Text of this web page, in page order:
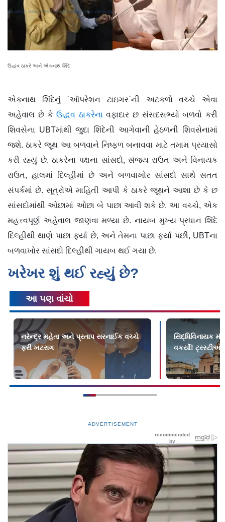
ઉદ્ધવ ઠાકરે અને એકનાથ શિંદે
એકનાથ શિંદેનું `ઑપરેશન ટાઇગર`ની અટકળો વચ્ચે એવા
અહેવાલ છે કે ઉદ્ધવ ઠાકરેનાવફાદાર છ સંસદસભ્યો બળવો કરી
શિવસેના UBTમાંથી જુદા શિંદેની આગેવાની હેઠળની શિવસેનામાં
જશે. ઠાકરે જૂથ આ બળવાને નિષ્ફળ બનાવવા માટે તમામ પ્રયાસો
કરી રહ્યું છે. ઠાકરેના પક્ષના સાંસદો, સંજય રાઉત અને વિનાયક
રાઉત, હાલમાં દિલ્હીમાં છે અને બળવાખોર સાંસદો સાથે સતત
સંપર્કમાં છે. સૂત્રોએ માહિતી આપી કે ઠાકરે જૂથને આશા છે કે છ
સાંસદોમાંથી ઓછામાં ઓછા બે પાછા આવી શકે છે. આ વચ્ચે, એક
મહત્ત્વપૂર્ણ અહેવાલ જાણવા મળ્યા છે. નાયબ મુખ્ય પ્રધાન શિંદે
દિલ્હીથી થાણે પાછા ફર્યા છે, અને તેમના પાછા ફર્યા પછી, UBTના
બળવાખોર સાંસદો દિલ્હીથી ગાયબ થઈ ગયા છે.
ખરેખર શું થઈ રહ્યું છે?
આ પણ વાંચો
નરેન્દ્ર મહેતા અને પ્રતાપ સરનાઈક વચ્ચે
ફરી ખટરાગ
સિદ્ધિવિનાયક
વકર્યો!
ADVERTISEMENT